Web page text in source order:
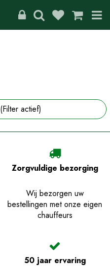
(Filter actief)
Zorgvuldige bezorging
Wij bezorgen uw
bestellingen met onze eigen
chauffeurs
50 jaar ervaring